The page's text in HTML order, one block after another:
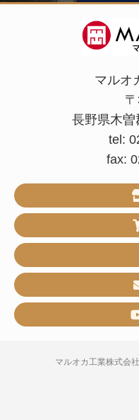
マルオ
長野県木曽
tel:
fax:
マルオカ工業株式会